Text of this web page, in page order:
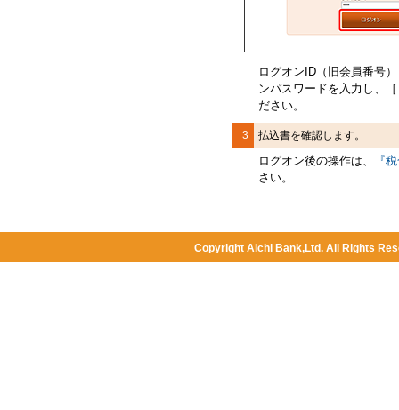
ログオンID（旧会員番号
ンパスワードを入力し、
ださい。
3 払込書を確認します。
ログオン後の操作は、
『
さい。
Copyright Aichi Bank,Ltd. All Rights